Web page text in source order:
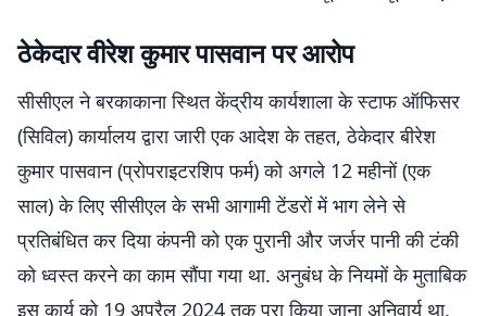
ठेकेदार वीरेश कुमार पासवान पर आरोप
सीसीएल ने बरकाकाना स्थित केंद्रीय कार्यशाला के स्टाफ ऑफिसर
(सिविल) कार्यालय द्वारा जारी एक आदेश के तहत, ठेकेदार बीरेश
कुमार पासवान (प्रोपराइटरशिप फर्म) को अगले 12 महीनों (एक
साल) के लिए सीसीएल के सभी आगामी टेंडरों में भाग लेने से
प्रतिबंधित कर दिया कंपनी को एक पुरानी और जर्जर पानी की टंकी
को ध्वस्त करने का काम सौंपा गया था. अनुबंध के नियमों के मुताबिक
इस कार्य को 19 अप्रैल 2024 तक पूरा किया जाना अनिवार्य था.